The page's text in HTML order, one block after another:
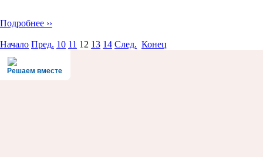
Подробнее ››
Начало Пред. 10 11 12 13 14 След. Конец
Решаем вместе